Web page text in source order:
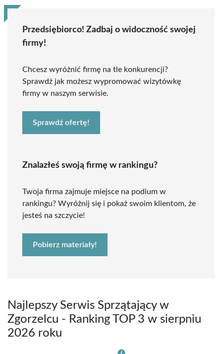
Przedsiębiorco! Zadbaj o widoczność swojej
firmy!
Chcesz wyróżnić firmę na tle konkurencji?
Sprawdź jak możesz wypromować wizytówkę
firmy w naszym serwisie.
Sprawdź ofertę!
Znalazłeś swoją firmę w rankingu?
Twoja firma zajmuje miejsce na podium w
rankingu? Wyróżnij się i pokaż swoim klientom, że
jesteś na szczycie!
Pobierz materiały!
Najlepszy Serwis Sprzątający w
Zgorzelcu - Ranking TOP 3 w sierpniu
2026 roku